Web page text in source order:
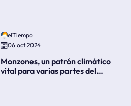
elTiempo
06 oct 2024
Monzones, un patrón climático
vital para varias partes del